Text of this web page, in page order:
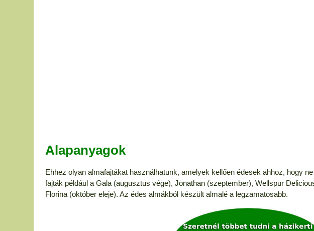
Alapanyagok
Ehhez olyan almafajtákat használhatunk, amelyek kellően édesek ahhoz, hogy
fajták például a Gala (augusztus vége), Jonathan (szeptember), Wellspur
Florina (október eleje). Az édes almákból készült almalé a legzamatosabb.